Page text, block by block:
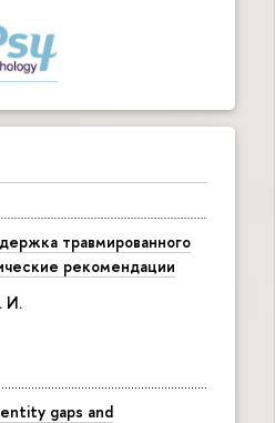
травмированного
рекомендации
И.
gaps and